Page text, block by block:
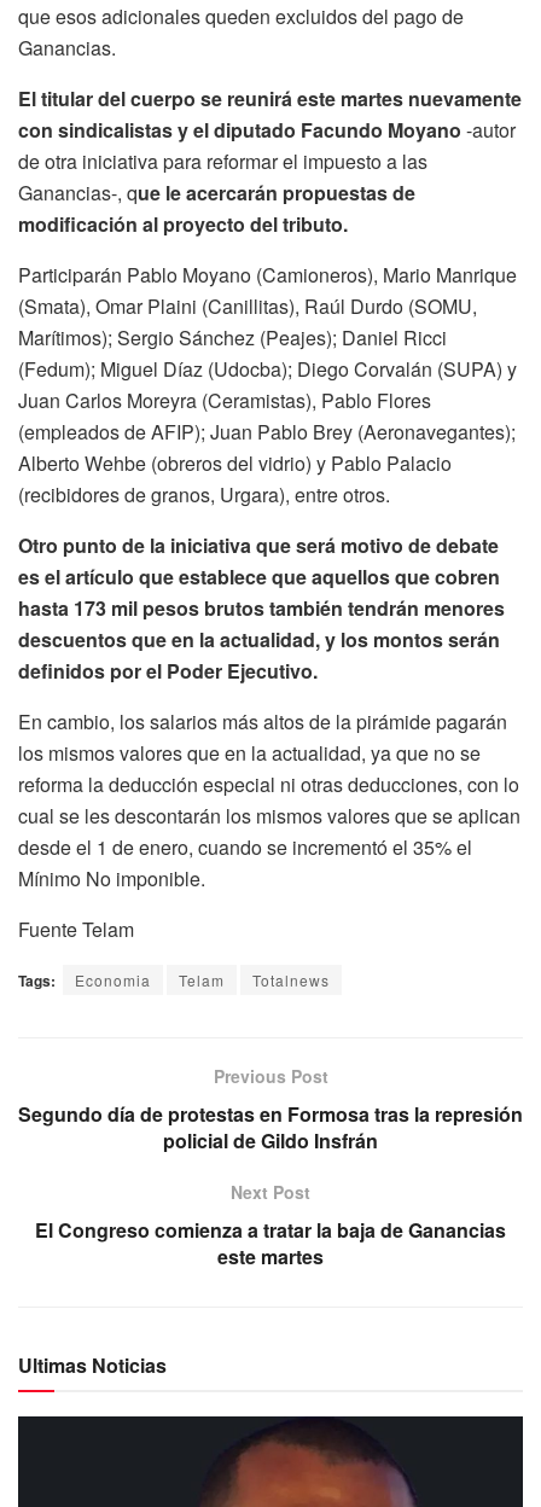
que esos adicionales queden excluidos del pago de
Ganancias.
El titular del cuerpo se reunirá este martes nuevamente
con sindicalistas y el diputado Facundo Moyano -autor
de otra iniciativa para reformar el impuesto a las
Ganancias-, que le acercarán propuestas de
modificación al proyecto del tributo.
Participarán Pablo Moyano (Camioneros), Mario Manrique
(Smata), Omar Plaini (Canillitas), Raúl Durdo (SOMU,
Marítimos); Sergio Sánchez (Peajes); Daniel Ricci
(Fedum); Miguel Díaz (Udocba); Diego Corvalán (SUPA) y
Juan Carlos Moreyra (Ceramistas), Pablo Flores
(empleados de AFIP); Juan Pablo Brey (Aeronavegantes);
Alberto Wehbe (obreros del vidrio) y Pablo Palacio
(recibidores de granos, Urgara), entre otros.
Otro punto de la iniciativa que será motivo de debate
es el artículo que establece que aquellos que cobren
hasta 173 mil pesos brutos también tendrán menores
descuentos que en la actualidad, y los montos serán
definidos por el Poder Ejecutivo.
En cambio, los salarios más altos de la pirámide pagarán
los mismos valores que en la actualidad, ya que no se
reforma la deducción especial ni otras deducciones, con lo
cual se les descontarán los mismos valores que se aplican
desde el 1 de enero, cuando se incrementó el 35% el
Mínimo No imponible.
Fuente Telam
Tags: Economia Telam Totalnews
Previous Post
Segundo día de protestas en Formosa tras la represión
policial de Gildo Insfrán
Next Post
El Congreso comienza a tratar la baja de Ganancias
este martes
Ultimas Noticias